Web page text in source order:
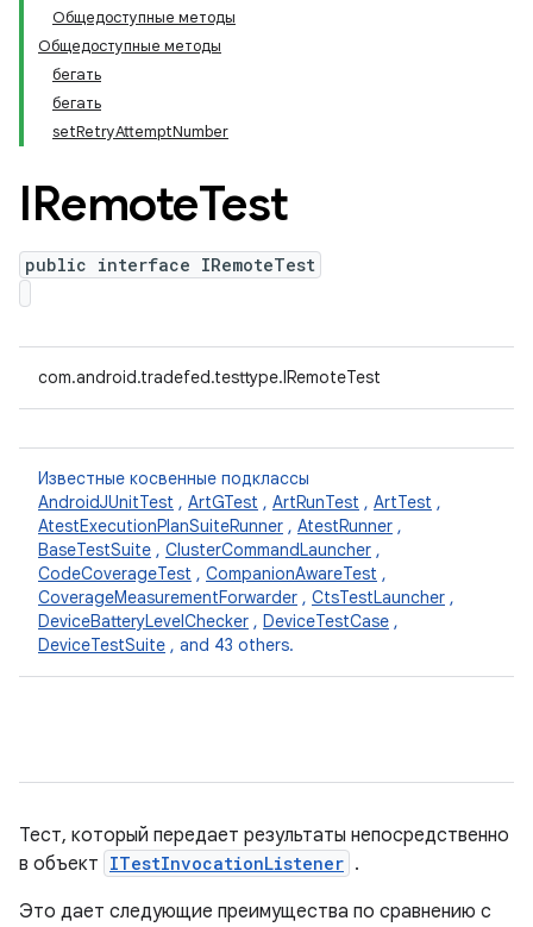
Общедоступные методы
Общедоступные методы
бегать
бегать
setRetryAttemptNumber
IRemoteTest
public interface IRemoteTest
com.android.tradefed.testtype.IRemoteTest
Известные косвенные подклассы
AndroidJUnitTest , ArtGTest , ArtRunTest , ArtTest ,
AtestExecutionPlanSuiteRunner , AtestRunner ,
BaseTestSuite , ClusterCommandLauncher ,
CodeCoverageTest , CompanionAwareTest ,
CoverageMeasurementForwarder , CtsTestLauncher ,
DeviceBatteryLevelChecker , DeviceTestCase ,
DeviceTestSuite , and 43 others.
Тест, который передает результаты непосредственно
в объект ITestInvocationListener .
Это дает следующие преимущества по сравнению с